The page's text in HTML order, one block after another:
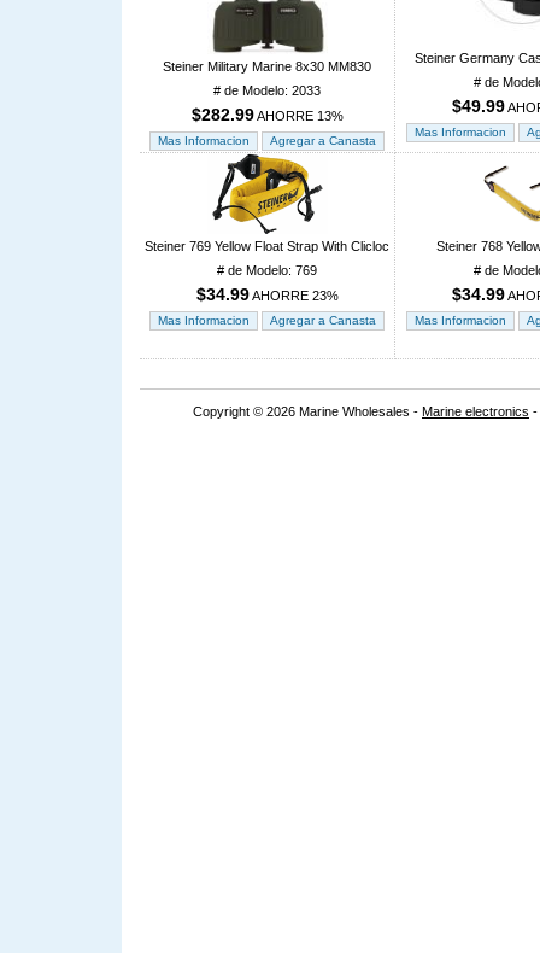
Steiner Military Marine 8x30 MM830
# de Modelo: 2033
$282.99AHORRE 13%
Steiner Germany
# de
$49.99
Steiner 769 Yellow Float Strap With Clicloc
# de Modelo: 769
$34.99AHORRE 23%
Steiner 768
# de
$34.99
Copyright © 2026 Marine Wholesales - Marine electronics -